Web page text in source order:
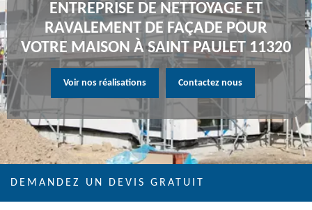
ENTREPRISE DE NETTOYAGE ET
RAVALEMENT DE FAÇADE POUR
VOTRE MAISON À SAINT PAULET 11320
Voir nos réalisations Contactez nous
DEMANDEZ UN DEVIS GRATUIT